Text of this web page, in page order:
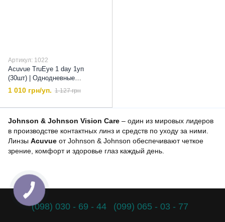
Артикул: 1022
Acuvue TruEye 1 day 1уп
(30шт) | Однодневные
Контактные линзы, 8,5
1 010 грн/уп. 1 127 грн
Johnson & Johnson Vision Care – один из мировых лидеров
в производстве контактных линз и средств по уходу за ними.
Линзы Acuvue от Johnson & Johnson обеспечивают четкое
зрение, комфорт и здоровье глаз каждый день.
(098) 030 - 69 - 44 (099) 065 - 03 - 77